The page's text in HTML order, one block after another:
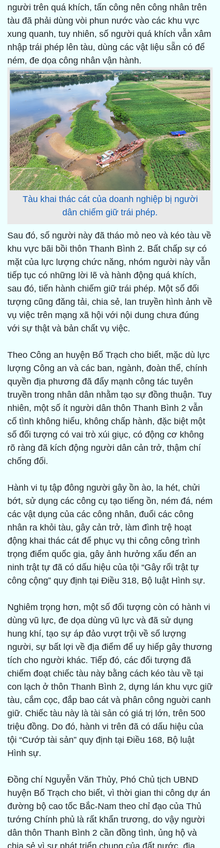
người trên quá khích, tấn công nên công nhân trên
tàu đã phải dùng vòi phun nước vào các khu vực
xung quanh, tuy nhiên, số người quá khích vẫn xâm
nhập trái phép lên tàu, dùng các vật liệu sẵn có để
ném, đe dọa công nhân vận hành.
Tàu khai thác cát của doanh nghiệp bị người
dân chiếm giữ trái phép.
Sau đó, số người này đã tháo mỏ neo và kéo tàu về
khu vực bãi bồi thôn Thanh Bình 2. Bất chấp sự có
mặt của lực lượng chức năng, nhóm người này vẫn
tiếp tục có những lời lẽ và hành động quá khích,
sau đó, tiến hành chiếm giữ trái phép. Một số đối
tượng cũng đăng tải, chia sẻ, lan truyền hình ảnh về
vụ việc trên mạng xã hội với nội dung chưa đúng
với sự thật và bản chất vụ việc.
Theo Công an huyện Bố Trạch cho biết, mặc dù lực
lượng Công an và các ban, ngành, đoàn thể, chính
quyền địa phương đã đẩy mạnh công tác tuyên
truyền trong nhân dân nhằm tạo sự đồng thuận. Tuy
nhiên, một số ít người dân thôn Thanh Bình 2 vẫn
cố tình không hiểu, không chấp hành, đặc biệt một
số đối tượng có vai trò xúi giục, có động cơ không
rõ ràng đã kích động người dân cản trở, thậm chí
chống đối.
Hành vi tụ tập đông người gây ồn ào, la hét, chửi
bớt, sử dụng các công cụ tạo tiếng ồn, ném đá, ném
các vật dụng của các công nhân, đuổi các công
nhân ra khỏi tàu, gây cản trở, làm đình trệ hoạt
động khai thác cát để phục vụ thi công công trình
trọng điểm quốc gia, gây ảnh hưởng xấu đến an
ninh trật tự đã có dấu hiệu của tội “Gây rối trật tự
công cộng” quy định tại Điều 318, Bộ luật Hình sự.
Nghiêm trọng hơn, một số đối tượng còn có hành vi
dùng vũ lực, đe dọa dùng vũ lực và đã sử dụng
hung khí, tạo sự áp đảo vượt trội về số lượng
người, sự bất lợi về địa điểm để uy hiếp gây thương
tích cho người khác. Tiếp đó, các đối tượng đã
chiếm đoạt chiếc tàu này bằng cách kéo tàu về tại
con lạch ở thôn Thanh Bình 2, dựng lán khu vực giữ
tàu, cắm cọc, đắp bao cát và phân công nguời canh
giữ. Chiếc tàu này là tài sản có giá trị lớn, trên 500
triệu đồng. Do đó, hành vi trên đã có dấu hiệu của
tội “Cướp tài sản” quy định tại Điều 168, Bộ luật
Hình sự.
Đồng chí Nguyễn Văn Thủy, Phó Chủ tịch UBND
huyện Bố Trạch cho biết, vì thời gian thi công dự án
đường bộ cao tốc Bắc-Nam theo chỉ đạo của Thủ
tướng Chính phủ là rất khẩn trương, do vậy người
dân thôn Thanh Bình 2 cần đồng tình, ủng hộ và